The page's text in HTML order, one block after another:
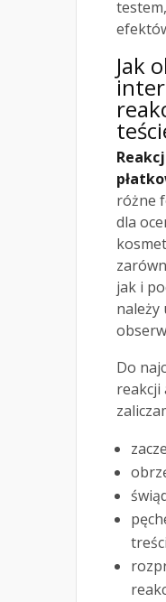
Jak
różne
dla
jak i
należy
Do
reakcji